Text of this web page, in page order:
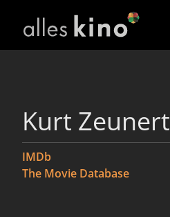
Kurt Zeunert
IMDb
The Movie Database